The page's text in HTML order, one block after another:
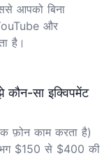
आपको बिना
और
है।
सा इक्विपमेंट
फ़ोन काम करता है)
$150 से $400 की